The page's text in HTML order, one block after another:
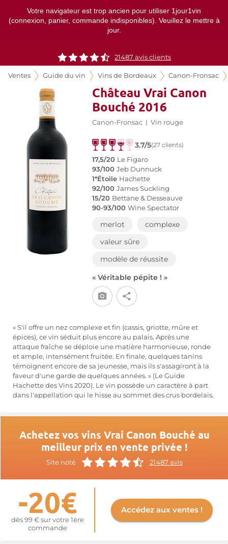
Votre navigateur est trop ancien pour utiliser 1jour1vin
(connexion, panier, commande indisponibles). Veuillez le mettre à
jour.
21487 avis clients
Ventes Guide du vin Vins de Bordeaux Canon-Fronsac
Château Vrai Canon
Bouché 2016
Canon-Fronsac | Vin rouge
3.7/5(27 clients)
17,5/20 Le Figaro
93/100 Jeb Dunnuck
1*Étoile Hachette
92/100 James Suckling
15/20 Bettane & Desseauve
90-93/100 Wine Spectator
merlot
complexe
valeur sûre
modèle de réussite
« Véritable pépite ! »
« S'il offre un nez complexe et fin (cassis, griotte, mûre et
épices), ce vin séduit plus encore au palais. Après une
attaque fraîche se déploie une matière harmonieuse, ronde
et ample, intensément fruitée. En finale, quelques tanins
témoignent encore de sa jeunesse, mais ils s'assagiront à la
faveur d'une garde de quelques années. » (Le Guide
Hachette des Vins 2020). Le vin possède un caractère à part
dans l'appellation qui le hisse au sommet des crus bordelais.
Achetez vos vins Vrai Canon Bouché au
meilleur prix en vente privée !
Site noté 21487 avis
-20€
dès 99 € sur votre 1ère
commande
Accédez aux ventes !